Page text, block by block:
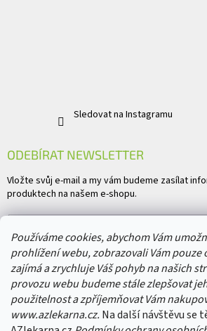
Používáme cookies, abychom Vám
prohlížení webu, zobrazovali Vám pouze
zajímá a zrychluje Váš pohyb na našich
provozu webu budeme stále zlepšovat
použitelnost a zpříjemňovat Vám
www.azlekarna.cz. Na další návštěvu se
Sledovat na Instagramu
ODEBÍRAT NEWSLETTER
Vložte svůj e-mail a my vám budeme zasílat
produktech na našem e-shopu.
Vložením e-mailu souhlasíte spodmínkami
PŘIHLÁSIT SE